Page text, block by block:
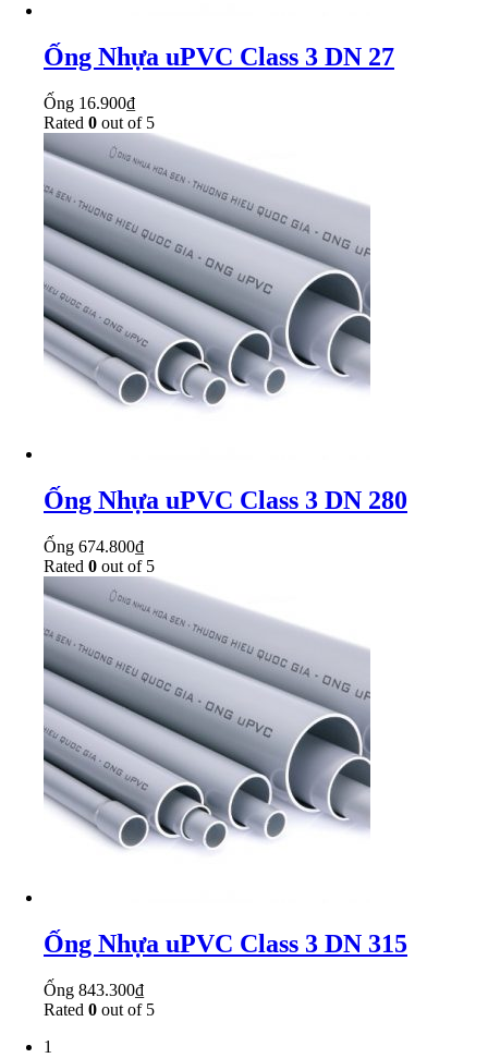
Ống Nhựa uPVC Class 3 DN 27
Ống 16.900₫
Rated 0 out of 5
Ống Nhựa uPVC Class 3 DN 280
Ống 674.800₫
Rated 0 out of 5
Ống Nhựa uPVC Class 3 DN 315
Ống 843.300₫
Rated 0 out of 5
1